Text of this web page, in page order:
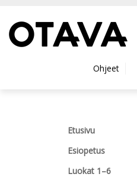
Ohjeet
Etusivu
Esiopetus
Luokat 1–6